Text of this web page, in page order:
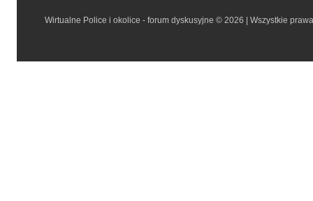
Wirtualne Police i okolice - forum dyskusyjne © 2026 | Wszystkie